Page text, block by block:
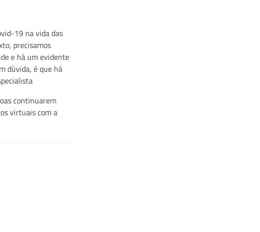
19 na vida das
precisamos
e há um evidente
dúvida, é que há
continuarem
virtuais com a